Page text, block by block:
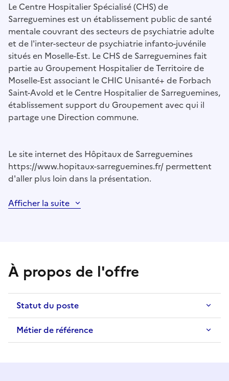
Le Centre Hospitalier Spécialisé (CHS) de
Sarreguemines est un établissement public de santé
mentale couvrant des secteurs de psychiatrie adulte
et de l'inter-secteur de psychiatrie infanto-juvénile
situés en Moselle-Est. Le CHS de Sarreguemines fait
partie au Groupement Hospitalier de Territoire de
Moselle-Est associant le CHIC Unisanté+ de Forbach
Saint-Avold et le Centre Hospitalier de Sarreguemines,
établissement support du Groupement avec qui il
partage une Direction commune.
Le site internet des Hôpitaux de Sarreguemines
https://www.hopitaux-sarreguemines.fr/ permettent
d'aller plus loin dans la présentation.
Afficher la suite
À propos de l'offre
Statut du poste
Métier de référence